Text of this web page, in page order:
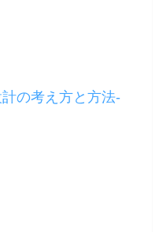
の考え方と方法-